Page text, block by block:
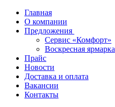
Главная
О компании
Предложения
Сервис «Комфорт»
Воскресная ярмарка
Прайс
Новости
Доставка и оплата
Вакансии
Контакты